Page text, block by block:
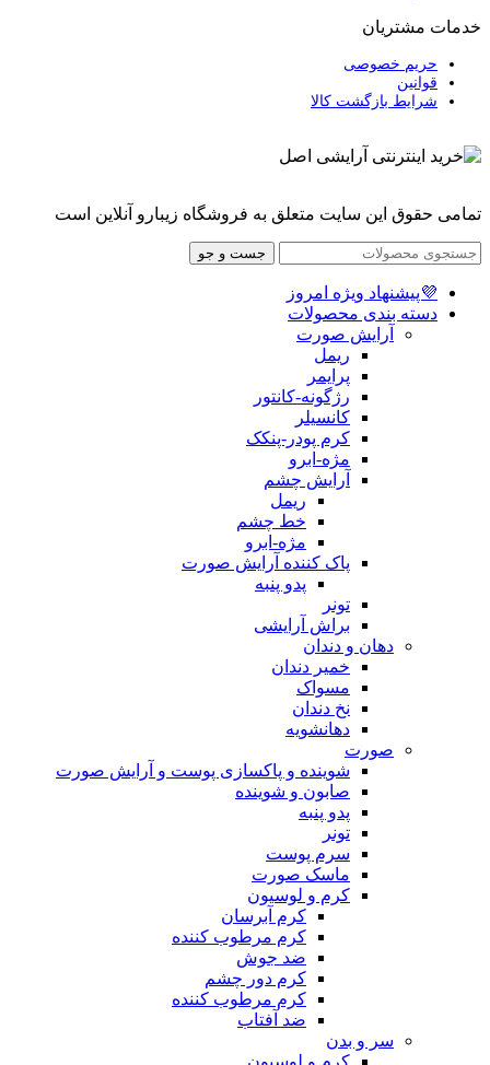
خدمات مشتریان
حریم خصوصی
قوانین
شرایط بازگشت کالا
تمامی حقوق این سایت متعلق به فروشگاه زیبارو آنلاین است
جست و جو
💜پیشنهاد ویژه امروز
دسته بندی محصولات
آرایش صورت
ریمل
پرایمر
رژگونه-کانتور
کانسیلر
کرم پودر-پنکک
مژه-ابرو
آرایش چشم
ریمل
خط چشم
مژه-ابرو
پاک کننده آرایش صورت
پدو پنبه
تونر
براش آرایشی
دهان و دندان
خمیر دندان
مسواک
نخ دندان
دهانشویه
صورت
شوینده و پاکسازی پوست و آرایش صورت
صابون و شوینده
پدو پنبه
تونر
سرم پوست
ماسک صورت
کرم و لوسیون
کرم آبرسان
کرم مرطوب کننده
ضد جوش
کرم دور چشم
کرم مرطوب کننده
ضد آفتاب
سر و بدن